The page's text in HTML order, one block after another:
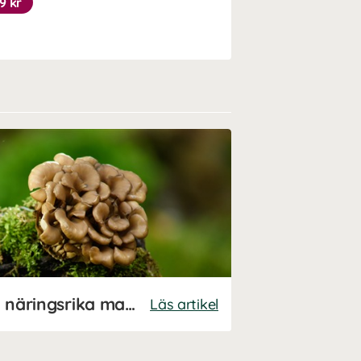
Allt om maitake: den näringsrika matsvampen Läs artikel